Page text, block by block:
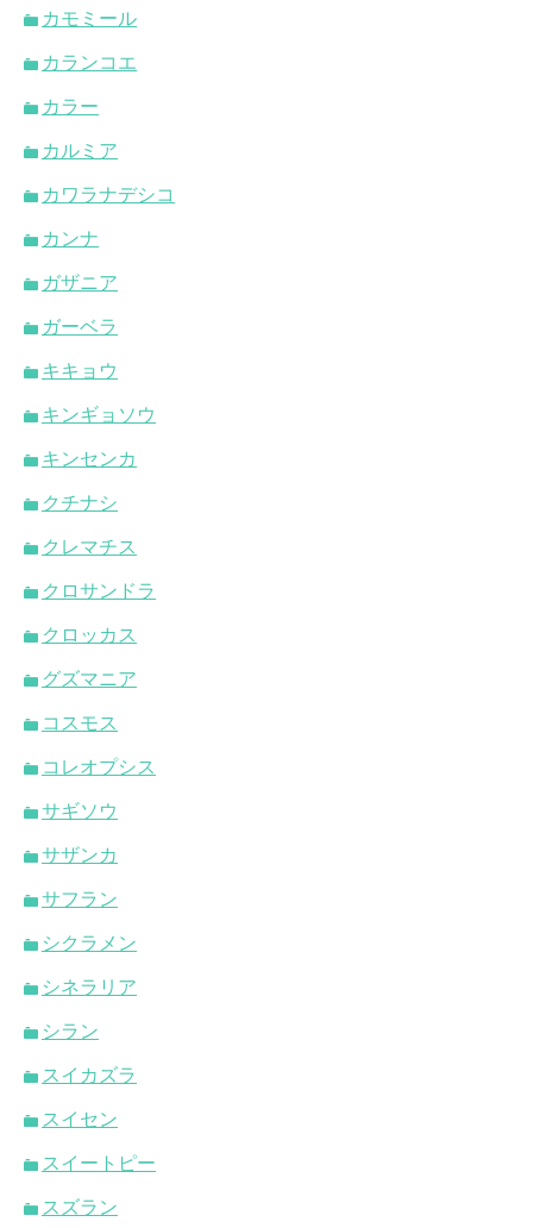
カモミール
カランコエ
カラー
カルミア
カワラナデシコ
カンナ
ガザニア
ガーベラ
キキョウ
キンギョソウ
キンセンカ
クチナシ
クレマチス
クロサンドラ
クロッカス
グズマニア
コスモス
コレオプシス
サギソウ
サザンカ
サフラン
シクラメン
シネラリア
シラン
スイカズラ
スイセン
スイートピー
スズラン